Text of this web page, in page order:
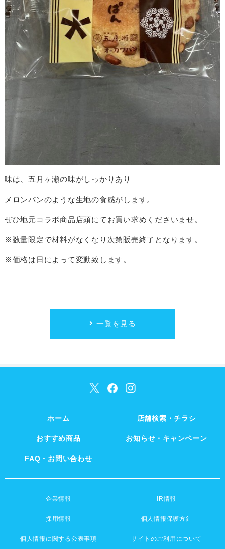
味は、五月ヶ瀬の味がしっかりあり
メロンパンのような生地の食感がします。
ぜひ地元コラボ商品店頭にてお買い求めくださいませ。
※数量限定で材料がなくなり次第販売終了となります。
※価格は日によって変動致します。
一覧を見る
ホーム 店舗検索・チラシ
おすすめ商品 お知らせ・キャンペーン
FAQ・お問い合わせ
企業情報 IR情報
採用情報 個人情報保護方針
個人情報に関する公表事項 サイトのご利用について